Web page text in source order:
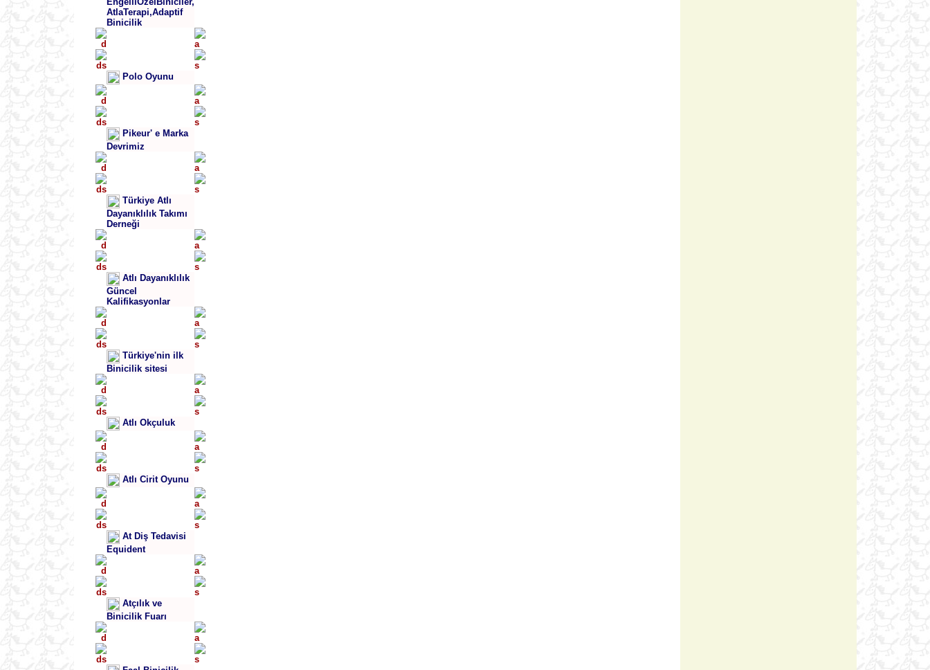
AtlaTerapi,Adaptif
Binicilik
Polo Oyunu
Pikeur' e Marka
Devrimiz
Türkiye Atlı
Dayanıklılık Takımı
Derneği
Atlı Dayanıklılık
Güncel
Kalifikasyonlar
Türkiye'nin ilk
Binicilik sitesi
Atlı Okçuluk
Atlı Cirit Oyunu
At Diş Tedavisi
Equident
Atçılık ve
Binicilik Fuarı